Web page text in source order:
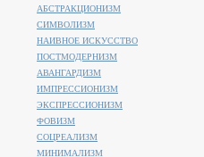
АБСТРАКЦИОНИЗМ
СИМВОЛИЗМ
НАИВНОЕ ИСКУССТВО
ПОСТМОДЕРНИЗМ
АВАНГАРДИЗМ
ИМПРЕССИОНИЗМ
ЭКСПРЕССИОНИЗМ
ФОВИЗМ
СОЦРЕАЛИЗМ
МИНИМАЛИЗМ